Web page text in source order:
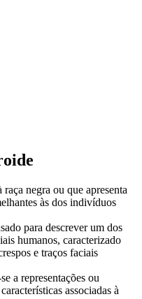
negra ou que apresenta
às dos indivíduos
para descrever um dos
humanos, caracterizado
e traços faciais
a representações ou
associadas à